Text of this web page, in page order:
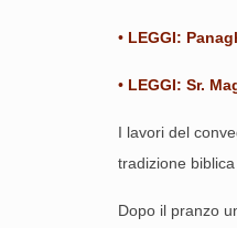
LEGGI:
LEGGI: Sr.
I lavori del
tradizione biblica
Dopo il pranzo